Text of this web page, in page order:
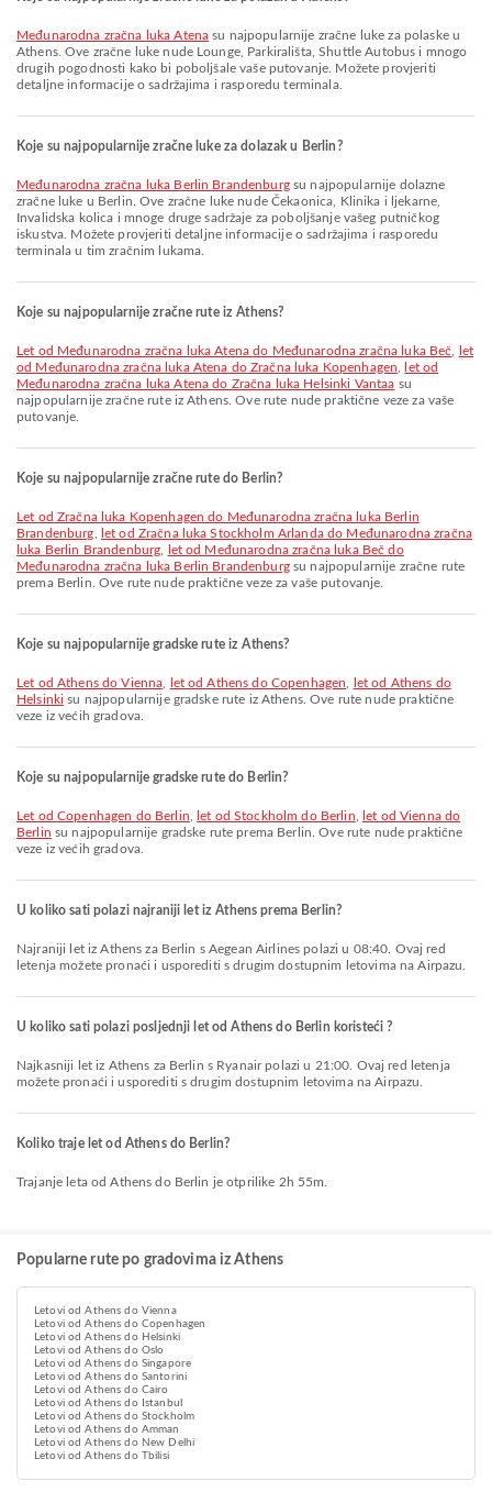
Međunarodna zračna luka Atena su najpopularnije zračne luke za polaske u
Athens. Ove zračne luke nude Lounge, Parkirališta, Shuttle Autobus i mnogo
drugih pogodnosti kako bi poboljšale vaše putovanje. Možete provjeriti
detaljne informacije o sadržajima i rasporedu terminala.
Koje su najpopularnije zračne luke za dolazak u Berlin?
Međunarodna zračna luka Berlin Brandenburgsu najpopularnije dolazne
zračne luke u Berlin. Ove zračne luke nude Čekaonica, Klinika i ljekarne,
Invalidska kolica i mnoge druge sadržaje za poboljšanje vašeg putničkog
iskustva. Možete provjeriti detaljne informacije o sadržajima i rasporedu
terminala u tim zračnim lukama.
Koje su najpopularnije zračne rute iz Athens?
let od Međunarodna zračna luka Atena do Međunarodna zračna luka Beč
let
od Međunarodna zračna luka Atena do Zračna luka Kopenhagen
let od
Međunarodna zračna luka Atena do Zračna luka Helsinki Vantaa su
najpopularnije zračne rute iz Athens. Ove rute nude praktične veze za vaše
putovanje.
Koje su najpopularnije zračne rute do Berlin?
let od Zračna luka Kopenhagen do Međunarodna zračna luka Berlin
Brandenburg
let od Zračna luka Stockholm Arlanda do Međunarodna zračna
luka Berlin Brandenburg
let od Međunarodna zračna luka Beč do
Međunarodna zračna luka Berlin Brandenburgsu najpopularnije zračne rute
prema Berlin. Ove rute nude praktične veze za vaše putovanje.
Koje su najpopularnije gradske rute iz Athens?
let od Athens do Vienna let od Athens do Copenhagen
let od Athens do
Helsinki su najpopularnije gradske rute iz Athens. Ove rute nude praktične
veze iz većih gradova.
Koje su najpopularnije gradske rute do Berlin?
let od Copenhagen do Berlin let od Stockholm do Berlin
let od Vienna do
Berlin su najpopularnije gradske rute prema Berlin. Ove rute nude praktične
veze iz većih gradova.
U koliko sati polazi najraniji let iz Athens prema Berlin?
Najraniji let iz Athens za Berlin s Aegean Airlines polazi u 08:40. Ovaj red
letenja možete pronaći i usporediti s drugim dostupnim letovima na Airpazu.
U koliko sati polazi posljednji let od Athens do Berlin koristeći ?
Najkasniji let iz Athens za Berlin s Ryanair polazi u 21:00. Ovaj red letenja
možete pronaći i usporediti s drugim dostupnim letovima na Airpazu.
Koliko traje let od Athens do Berlin?
Trajanje leta od Athens do Berlin je otprilike 2h 55m.
Popularne rute po gradovima iz Athens
Letovi od Athens do Vienna
Letovi od Athens do Copenhagen
Letovi od Athens do Helsinki
Letovi od Athens do Oslo
Letovi od Athens do Singapore
Letovi od Athens do Santorini
Letovi od Athens do Cairo
Letovi od Athens do Istanbul
Letovi od Athens do Stockholm
Letovi od Athens do Amman
Letovi od Athens do New Delhi
Letovi od Athens do Tbilisi